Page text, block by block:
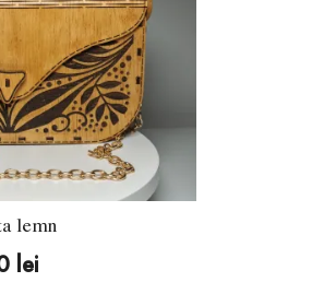
lemn
lei